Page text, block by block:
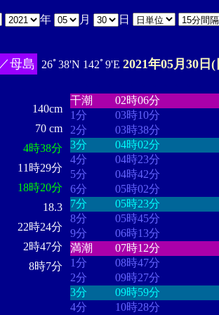
年 月 日
母島 26ﾟ38'N 142ﾟ9'E 2021年05月30日(
140cm
70 cm
4時38分
11時29分
18時20分
18.3
22時24分
2時47分
8時7分
干潮
02時06分
1分
03時10分
2分
03時38分
3分
04時02分
4分
04時23分
5分
04時42分
6分
05時02分
7分
05時23分
8分
05時45分
9分
06時13分
満潮
07時12分
1分
08時47分
2分
09時27分
3分
09時59分
4分
10時28分